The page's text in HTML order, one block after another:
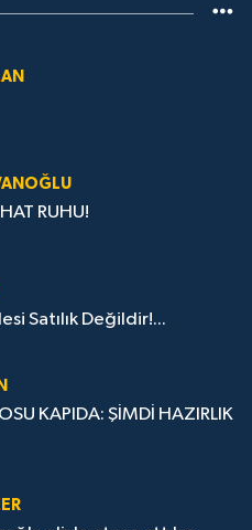
RUHU!
Satılık Değildir!...
KAPIDA: ŞİMDİ HAZIRLIK